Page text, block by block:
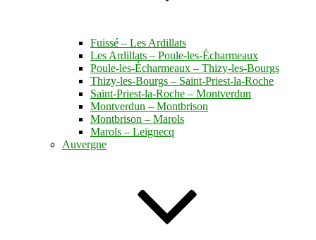
Fuissé – Les Ardillats
Les Ardillats – Poule-les-Écharmeaux
Poule-les-Écharmeaux – Thizy-les-Bourgs
Thizy-les-Bourgs – Saint-Priest-la-Roche
Saint-Priest-la-Roche – Montverdun
Montverdun – Montbrison
Montbrison – Marols
Marols – Leignecq
Auvergne